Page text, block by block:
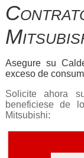
Asegure su
exceso de
Solicite ahora
beneficiese de
Mitsubishi: